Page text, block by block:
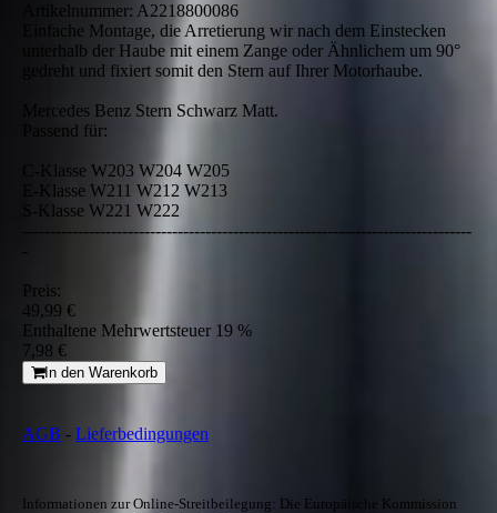
Artikelnummer: A2218800086
Einfache Montage, die Arretierung wir nach dem Einstecken
unterhalb der Haube mit einem Zange oder Ähnlichem um 90°
gedreht und fixiert somit den Stern auf Ihrer Motorhaube.
Mercedes Benz Stern Schwarz Matt.
Passend für:
C-Klasse W203 W204 W205
E-Klasse W211 W212 W213
S-Klasse W221 W222
---------------------------------------------------------------------------------
-
Preis:
49,99 €
Enthaltene Mehrwertsteuer 19 %
7,98 €
In den Warenkorb
AGB - Lieferbedingungen
Informationen zur Online-Streitbeilegung: Die Europäische Kommission